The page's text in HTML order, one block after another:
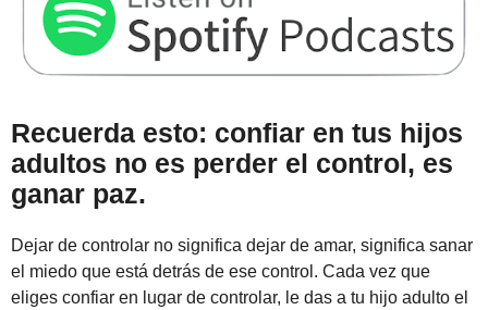
Recuerda esto: confiar en tus hijos
adultos no es perder el control, es
ganar paz.
Dejar de controlar no significa dejar de amar, significa sanar
el miedo que está detrás de ese control. Cada vez que
eliges confiar en lugar de controlar, le das a tu hijo adulto el